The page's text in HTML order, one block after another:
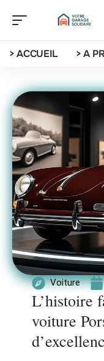
> ACCUEIL > A
Voiture
L’histoire
voiture